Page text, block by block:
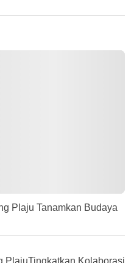
Plaju Tanamkan Budaya